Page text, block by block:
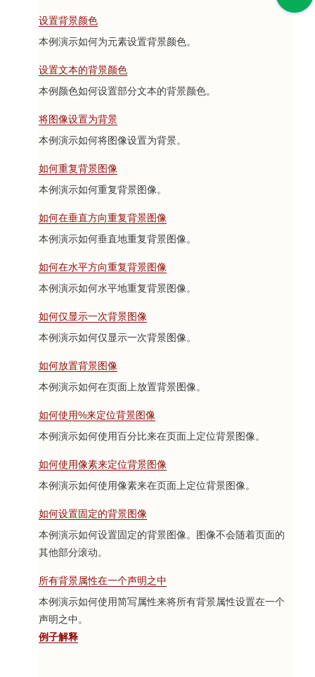
设置背景颜色
本例演示如何为元素设置背景颜色。
设置文本的背景颜色
本例颜色如何设置部分文本的背景颜色。
将图像设置为背景
本例演示如何将图像设置为背景。
如何重复背景图像
本例演示如何重复背景图像。
如何在垂直方向重复背景图像
本例演示如何垂直地重复背景图像。
如何在水平方向重复背景图像
本例演示如何水平地重复背景图像。
如何仅显示一次背景图像
本例演示如何仅显示一次背景图像。
如何放置背景图像
本例演示如何在页面上放置背景图像。
如何使用%来定位背景图像
本例演示如何使用百分比来在页面上定位背景图像。
如何使用像素来定位背景图像
本例演示如何使用像素来在页面上定位背景图像。
如何设置固定的背景图像
本例演示如何设置固定的背景图像。图像不会随着页面的
其他部分滚动。
所有背景属性在一个声明之中
本例演示如何使用简写属性来将所有背景属性设置在一个
声明之中。
例子解释